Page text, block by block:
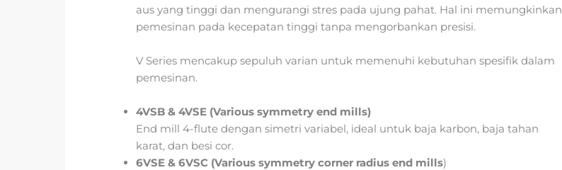
aus yang tinggi dan mengurangi stres pada ujung pahat. Hal ini memungkinkan
pemesinan pada kecepatan tinggi tanpa mengorbankan presisi.
V Series mencakup sepuluh varian untuk memenuhi kebutuhan spesifik dalam
pemesinan.
4VSB & 4VSE (Various symmetry end mills)
End mill 4-flute dengan simetri variabel, ideal untuk baja karbon, baja tahan
karat, dan besi cor.
6VSE & 6VSC (Various symmetry corner radius end mills)